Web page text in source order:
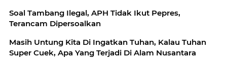
Soal Tambang Ilegal, APH Tidak Ikut Pepres,
Terancam Dipersoalkan
Masih Untung Kita Di Ingatkan Tuhan, Kalau Tuhan
Super Cuek, Apa Yang Terjadi Di Alam Nusantara